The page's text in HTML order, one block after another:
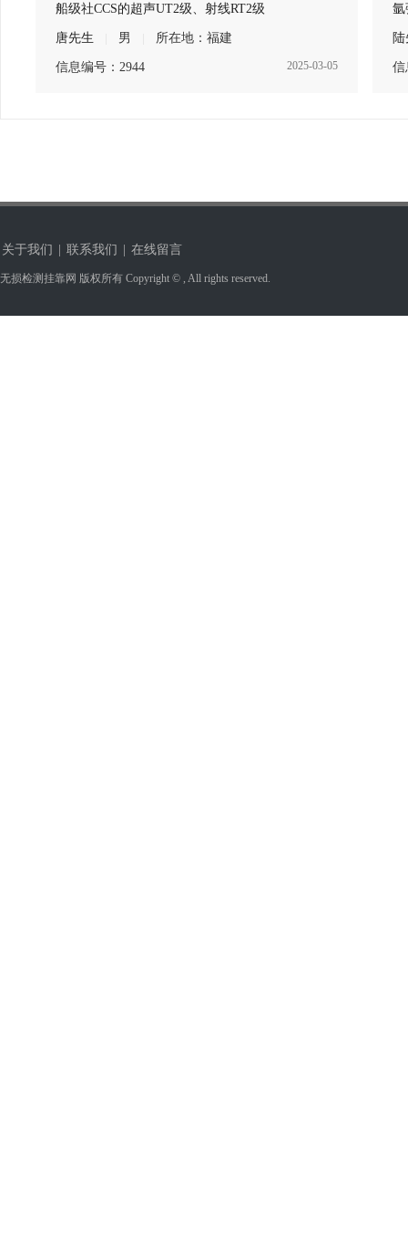
船级社CCS的超声UT2级、射线RT2级
唐先生 男 所在地：福建
2025-03-05
信息编号：2944
氩
信
关于我们 联系我们 在线留言
无损检测挂靠网 版权所有 Copyright © , All rights reserved.